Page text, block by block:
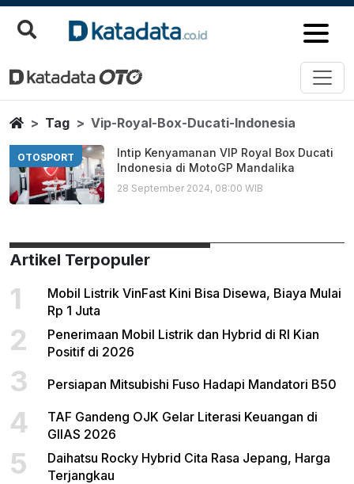
Vip Royal Box Ducati Indonesia
Berita Terbaru
HomeTag Vip-Royal-Box-Ducati-Indonesia
OTOSPORT
Intip Kenyamanan VIP Royal Box Ducati
Indonesia di MotoGP Mandalika
28 September 2024, 08:00 WIB
Artikel Terpopuler
1
Mobil Listrik VinFast Kini Bisa Disewa, Biaya Mulai
Rp 1 Juta
2
Penerimaan Mobil Listrik dan Hybrid di RI Kian
Positif di 2026
3 Persiapan Mitsubishi Fuso Hadapi Mandatori B50
4
TAF Gandeng OJK Gelar Literasi Keuangan di
GIIAS 2026
5
Daihatsu Rocky Hybrid Cita Rasa Jepang, Harga
Terjangkau